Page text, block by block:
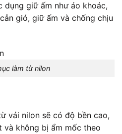
giữ ấm như áo khoác,
gió, giữ ấm và chống chịu
làm từ nilon
vải nilon sẽ có độ bền cao,
và không bị ẩm mốc theo